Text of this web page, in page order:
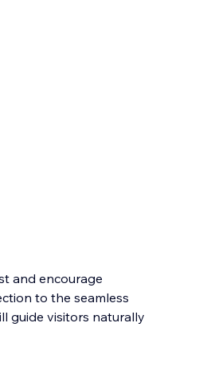
and encourage
to the seamless
guide visitors naturally